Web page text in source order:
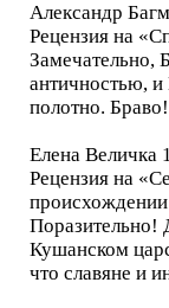
Александр
Рецензия на
Замечательно,
античностью, и
полотно.
Елена Величка
Рецензия на
происхождении
Поразительно!
Кушанском
что славяне и